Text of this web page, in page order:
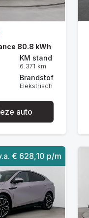
80.8 kWh
KM stand
6.371 km
Brandstof
Elekstrisch
auto
€ 628,10 p/m